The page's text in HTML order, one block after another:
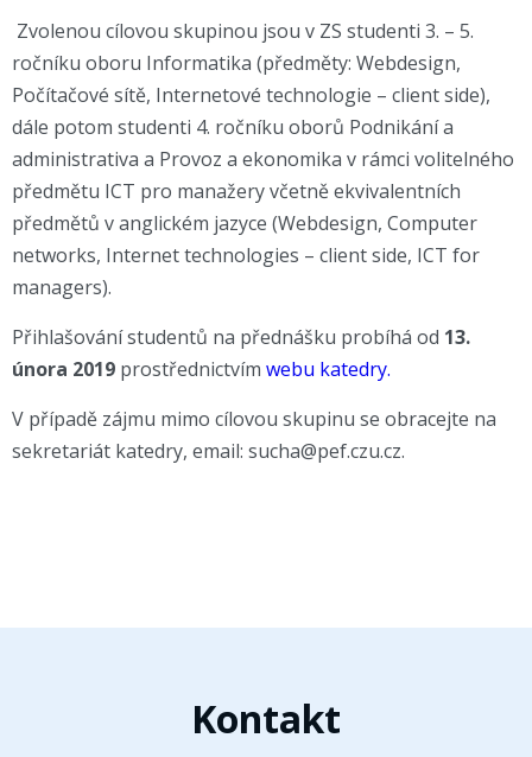
Zvolenou cílovou skupinou jsou v ZS studenti 3. – 5.
ročníku oboru Informatika (předměty: Webdesign,
Počítačové sítě, Internetové technologie – client side),
dále potom studenti 4. ročníku oborů Podnikání a
administrativa a Provoz a ekonomika v rámci volitelného
předmětu ICT pro manažery včetně ekvivalentních
předmětů v anglickém jazyce (Webdesign, Computer
networks, Internet technologies – client side, ICT for
managers).
Přihlašování studentů na přednášku probíhá od 13.
února 2019 prostřednictvím webu katedry.
V případě zájmu mimo cílovou skupinu se obracejte na
sekretariát katedry, email: sucha@pef.czu.cz.
Kontakt